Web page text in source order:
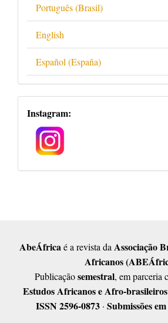
Português (Brasil)
English
Español (España)
Redes
Sociais
Instagram:
AbeÁfrica é a revista da Associação
Africanos
Publicaçãosemestral, em parceria
Estudos Africanos e Afro-
ISSN 2596-0873· Submissões